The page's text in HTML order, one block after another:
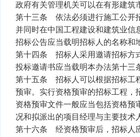
政府有关管理机关可以在有形建筑
第十三条 依法必须进行施工公开
并同时在中国工程建设和建筑业信
招标公告应当载明招标人的名称和
第十四条 招标人采用邀请招标方
投标邀请书应当载明本办法第十三
第十五条 招标人可以根据招标工
预审。实行资格预审的招标工程，
资格预审文件一般应当包括资格
况和拟派出的项目经理与主要技术
第十六条 经资格预审后，招标人